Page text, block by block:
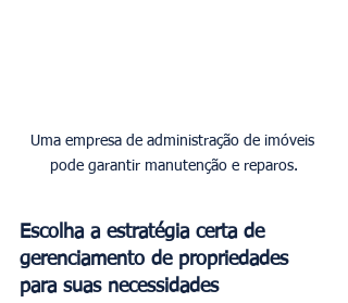
Uma empresa de administração de imóveis
pode garantir manutenção e reparos.
Escolha a estratégia certa de
gerenciamento de propriedades
para suas necessidades